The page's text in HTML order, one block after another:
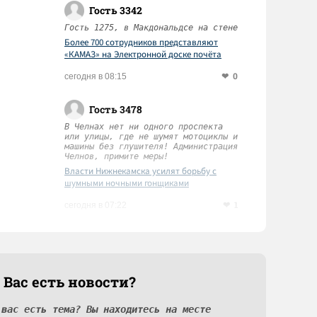
Гость 3342
Гость 1275, в Макдональдсе на стене
Более 700 сотрудников представляют
«КАМАЗ» на Электронной доске почёта
сегодня в 08:15 0
Гость 3478
В Челнах нет ни одного проспекта
или улицы, где не шумят мотоциклы и
машины без глушителя! Администрация
Челнов, примите меры!
Власти Нижнекамска усилят борьбу с
шумными ночными гонщиками
есть новости?
есть тема? Вы находитесь на месте